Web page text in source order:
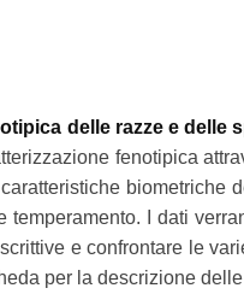
delle razze e delle
fenotipica
biometriche
temperamento. I dati
e confrontare le
per la descrizione